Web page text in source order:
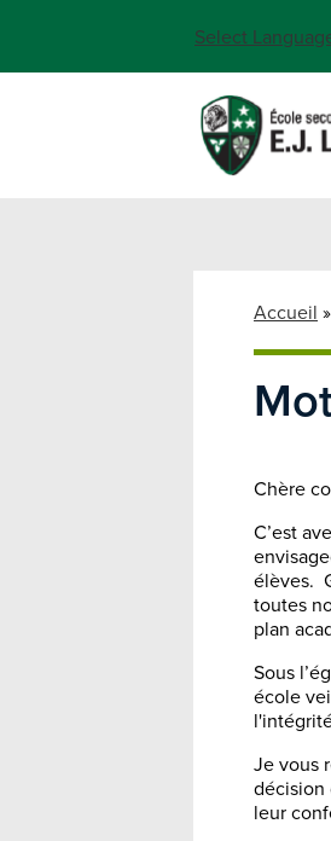
Skip
Select
Accueil »
Chère
C’est
élèves.
toutes
plan
Sous
école
Je vous
décision
leur